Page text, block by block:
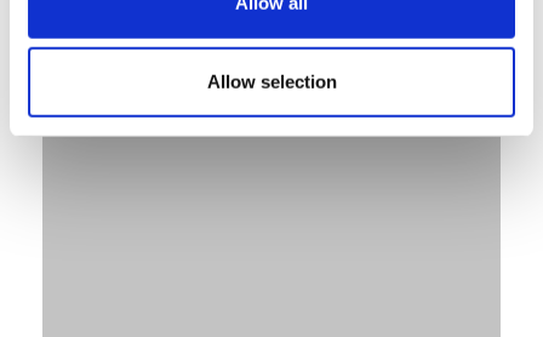
Allow selection